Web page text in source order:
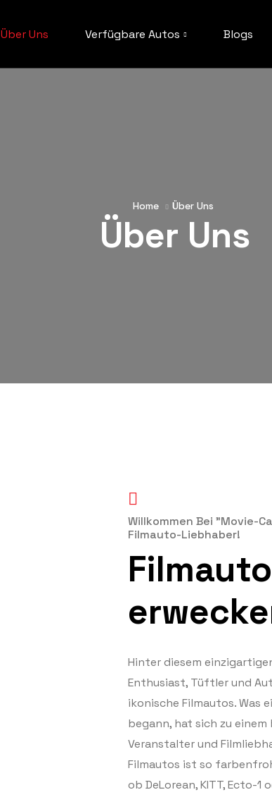
Über Uns Verfügbare Autos Blogs
Home Über Uns
Über Uns
Willkommen Bei "Movie-
Filmauto-Liebhaber!
Hinter diesem
Enthusiast, Tüftler und
ikonische Filmautos. Was
begann, hat sich zu
Veranstalter und
Filmautos ist so
ob DeLorean, KITT, Ecto-